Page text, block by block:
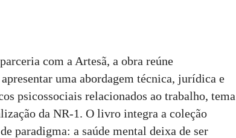
com a Artesã, a obra reúne
uma abordagem técnica, jurídica e
psicossociais relacionados ao trabalho, tema
da NR-1. O livro integra a coleção
paradigma: a saúde mental deixa de ser